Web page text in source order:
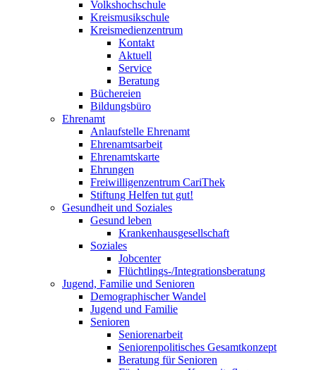
Volkshochschule
Kreismusikschule
Kreismedienzentrum
Kontakt
Aktuell
Service
Beratung
Büchereien
Bildungsbüro
Ehrenamt
Anlaufstelle Ehrenamt
Ehrenamtsarbeit
Ehrenamtskarte
Ehrungen
Freiwilligenzentrum CariThek
Stiftung Helfen tut gut!
Gesundheit und Soziales
Gesund leben
Krankenhausgesellschaft
Soziales
Jobcenter
Flüchtlings-/Integrationsberatung
Jugend, Familie und Senioren
Demographischer Wandel
Jugend und Familie
Senioren
Seniorenarbeit
Seniorenpolitisches Gesamtkonzept
Beratung für Senioren